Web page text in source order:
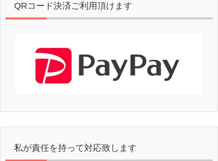
QRコード決済ご利用頂けます
私が責任を持って対応致します